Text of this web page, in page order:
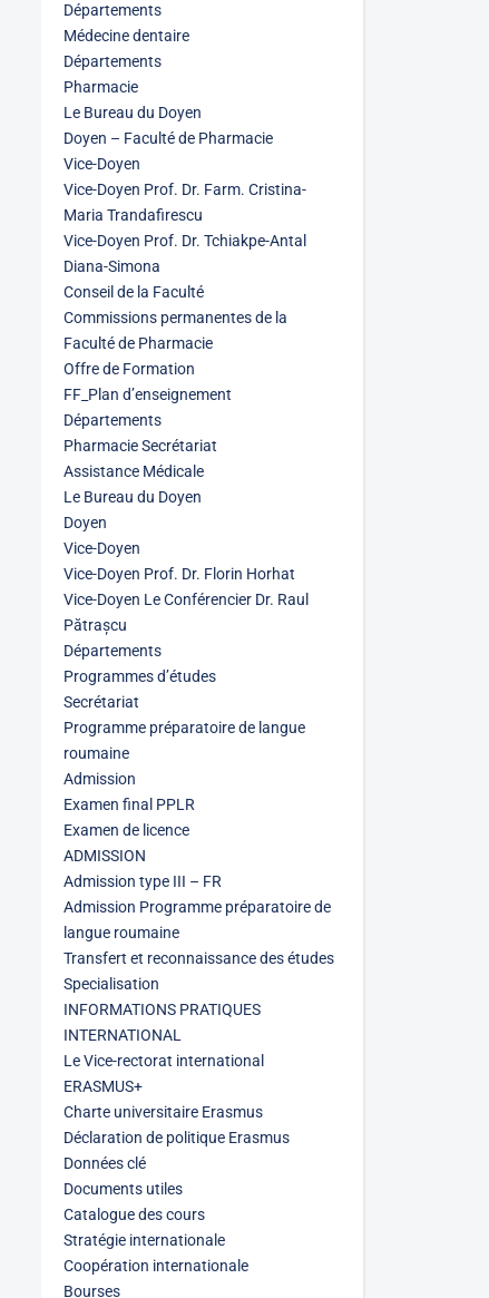
Départements
Médecine dentaire
Départements
Pharmacie
Le Bureau du Doyen
Doyen – Faculté de Pharmacie
Vice-Doyen
Vice-Doyen Prof. Dr. Farm. Cristina-
Maria Trandafirescu
Vice-Doyen Prof. Dr. Tchiakpe-Antal
Diana-Simona
Conseil de la Faculté
Commissions permanentes de la
Faculté de Pharmacie
Offre de Formation
FF_Plan d’enseignement
Départements
Pharmacie Secrétariat
Assistance Médicale
Le Bureau du Doyen
Doyen
Vice-Doyen
Vice-Doyen Prof. Dr. Florin Horhat
Vice-Doyen Le Conférencier Dr. Raul
Pătrașcu
Départements
Programmes d’études
Secrétariat
Programme préparatoire de langue
roumaine
Admission
Examen final PPLR
Examen de licence
ADMISSION
Admission type III – FR
Admission Programme préparatoire de
langue roumaine
Transfert et reconnaissance des études
Specialisation
INFORMATIONS PRATIQUES
INTERNATIONAL
Le Vice-rectorat international
ERASMUS+
Charte universitaire Erasmus
Déclaration de politique Erasmus
Données clé
Documents utiles
Catalogue des cours
Stratégie internationale
Coopération internationale
Bourses